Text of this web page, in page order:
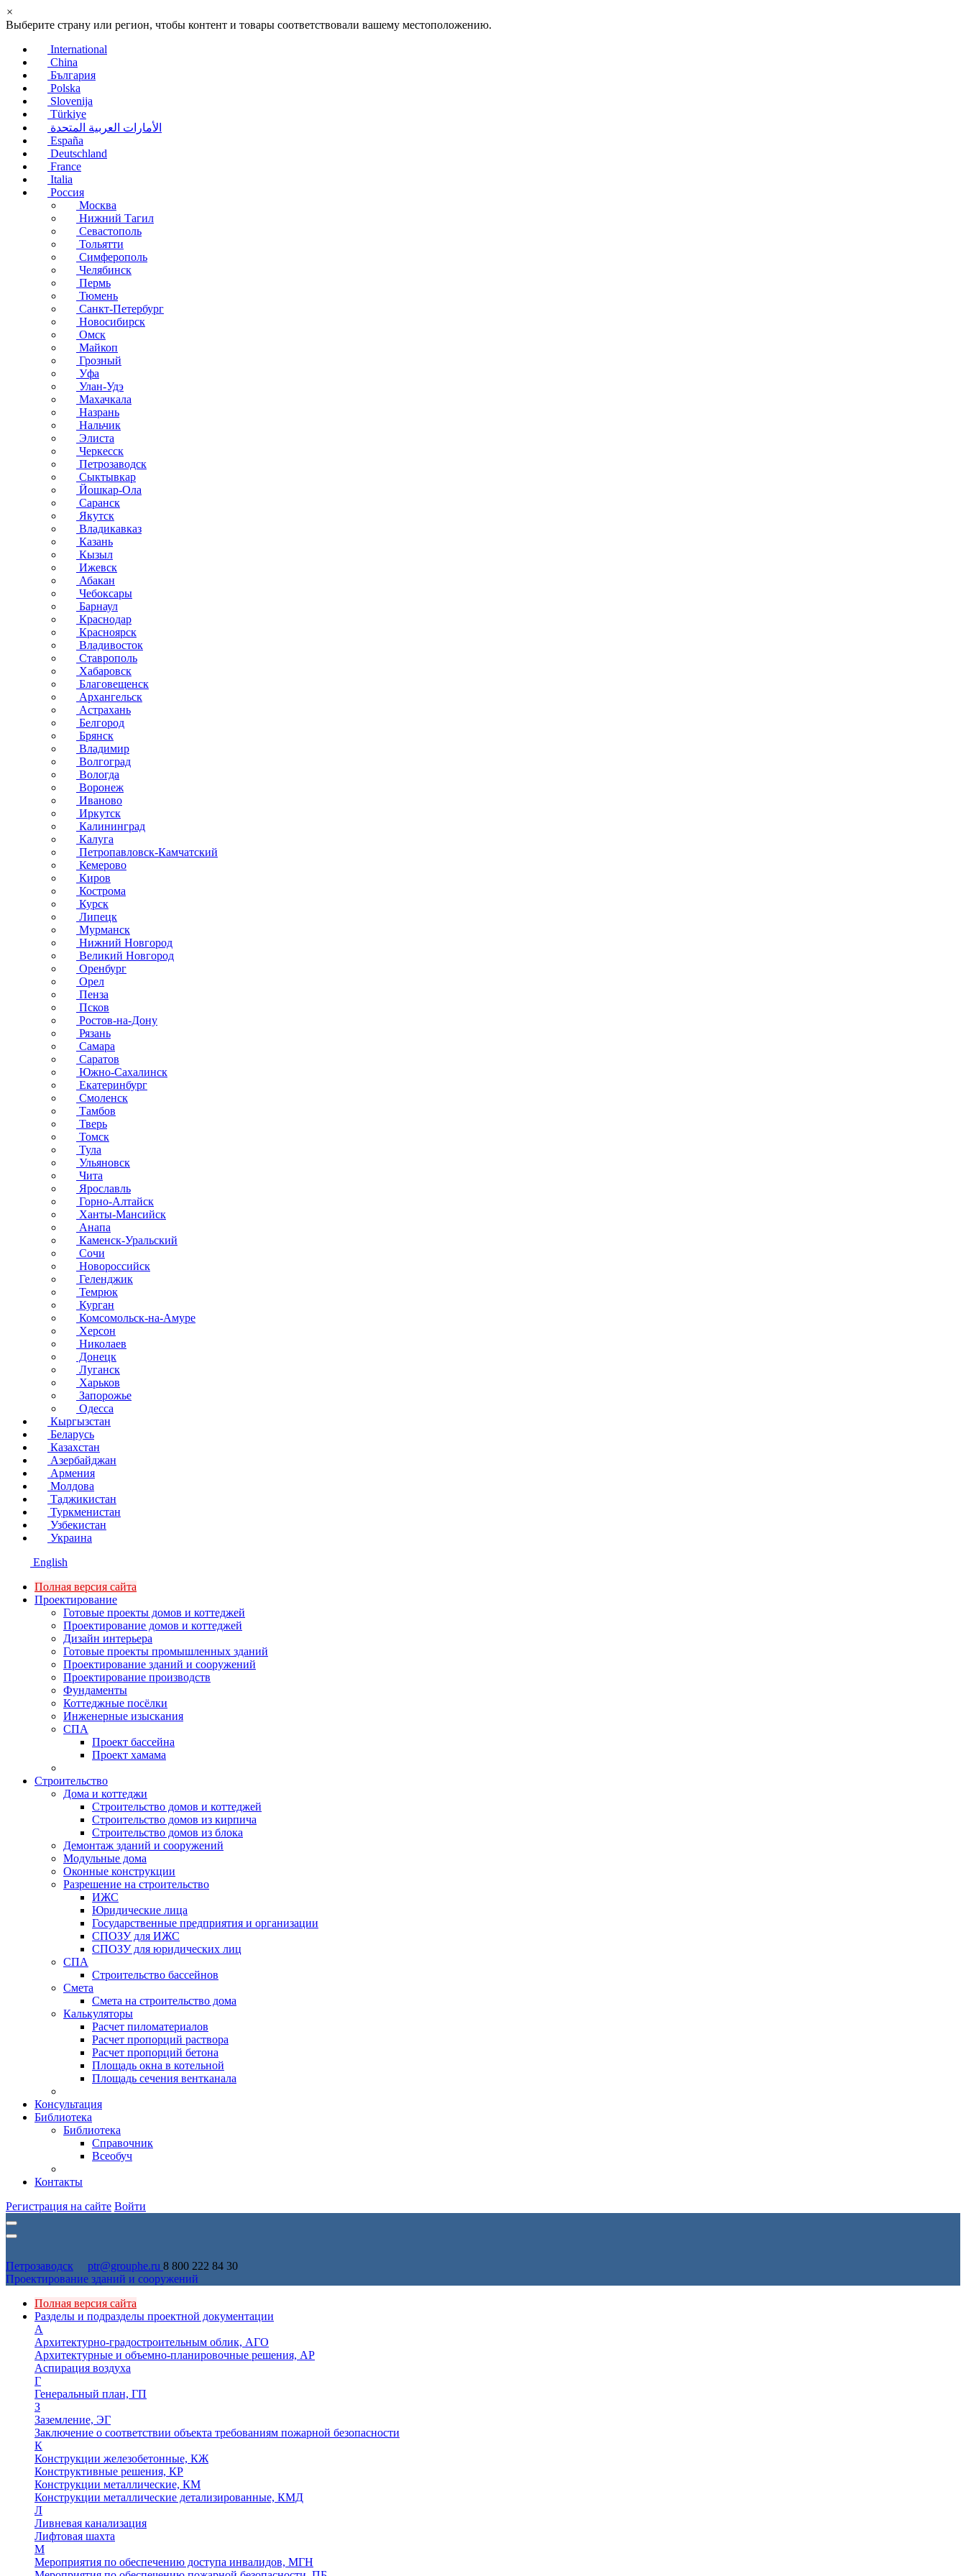
×
Выберите страну или регион, чтобы контент и товары соответствовали вашему местоположению.
International
China
България
Polska
Slovenija
Türkiye
الأمارات العربية المتحدة
España
Deutschland
France
Italia
Россия
Москва
Нижний Тагил
Севастополь
Тольятти
Симферополь
Челябинск
Пермь
Тюмень
Санкт-Петербург
Новосибирск
Омск
Майкоп
Грозный
Уфа
Улан-Удэ
Махачкала
Назрань
Нальчик
Элиста
Черкесск
Петрозаводск
Сыктывкар
Йошкар-Ола
Саранск
Якутск
Владикавказ
Казань
Кызыл
Ижевск
Абакан
Чебоксары
Барнаул
Краснодар
Красноярск
Владивосток
Ставрополь
Хабаровск
Благовещенск
Архангельск
Астрахань
Белгород
Брянск
Владимир
Волгоград
Вологда
Воронеж
Иваново
Иркутск
Калининград
Калуга
Петропавловск-Камчатский
Кемерово
Киров
Кострома
Курск
Липецк
Мурманск
Нижний Новгород
Великий Новгород
Оренбург
Орел
Пенза
Псков
Ростов-на-Дону
Рязань
Самара
Саратов
Южно-Сахалинск
Екатеринбург
Смоленск
Тамбов
Тверь
Томск
Тула
Ульяновск
Чита
Ярославль
Горно-Алтайск
Ханты-Мансийск
Анапа
Каменск-Уральский
Сочи
Новороссийск
Геленджик
Темрюк
Курган
Комсомольск-на-Амуре
Херсон
Николаев
Донецк
Луганск
Харьков
Запорожье
Одесса
Кыргызстан
Беларусь
Казахстан
Азербайджан
Армения
Молдова
Таджикистан
Туркменистан
Узбекистан
Украина
English
Полная версия сайта
Проектирование
Готовые проекты домов и коттеджей
Проектирование домов и коттеджей
Дизайн интерьера
Готовые проекты промышленных зданий
Проектирование зданий и сооружений
Проектирование производств
Фундаменты
Коттеджные посёлки
Инженерные изыскания
СПА
Проект бассейна
Проект хамама
Строительство
Дома и коттеджи
Строительство домов и коттеджей
Строительство домов из кирпича
Строительство домов из блока
Демонтаж зданий и сооружений
Модульные дома
Оконные конструкции
Разрешение на строительство
ИЖС
Юридические лица
Государственные предприятия и организации
СПОЗУ для ИЖС
СПОЗУ для юридических лиц
СПА
Строительство бассейнов
Смета
Смета на строительство дома
Калькуляторы
Расчет пиломатериалов
Расчет пропорций раствора
Расчет пропорций бетона
Площадь окна в котельной
Площадь сечения вентканала
Консультация
Библиотека
Библиотека
Справочник
Всеобуч
Контакты
Регистрация на сайте Войти
Петрозаводск ptr@grouphe.ru 8 800 222 84 30
Проектирование зданий и сооружений
Полная версия сайта
Разделы и подразделы проектной документации
А
Архитектурно-градостроительным облик, АГО
Архитектурные и объемно-планировочные решения, АР
Аспирация воздуха
Г
Генеральный план, ГП
З
Заземление, ЭГ
Заключение о соответствии объекта требованиям пожарной безопасности
К
Конструкции железобетонные, КЖ
Конструктивные решения, КР
Конструкции металлические, КМ
Конструкции металлические детализированные, КМД
Л
Ливневая канализация
Лифтовая шахта
М
Мероприятия по обеспечению доступа инвалидов, МГН